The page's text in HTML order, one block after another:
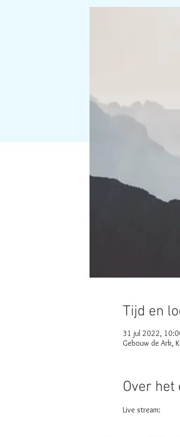
Tijd en
31 jul 2022,
Gebouw de Ark,
Over
Live stream: